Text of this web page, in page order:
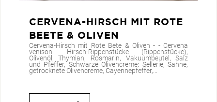
CERVENA-HIRSCH MIT ROTE
BEETE & OLIVEN
Cervena-Hirsch mit Rote Bete & Oliven - - Cervena
venison: Hirsch-Rippenstücke (Rippenstücke),
Olivenöl, Thymian, Rosmarin, Vakuumbeutel, Salz
und Pfeffer, Schwarze Olivencreme: Sellerie, Sahne,
getrocknete Olivencreme, Cayennepfeffer,...